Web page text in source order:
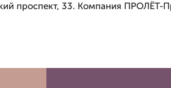
проспект, 33. Компания ПРОЛЁТ-